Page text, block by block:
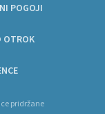
POGOJI
OTROK
pridržane